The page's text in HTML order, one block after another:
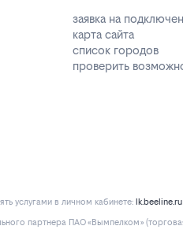
заявка на
карта сайта
список городов
проверить
услугами в личнoм кaбинeтe:
lk.beeline.ru
партнера ПАО «Вымпелком»